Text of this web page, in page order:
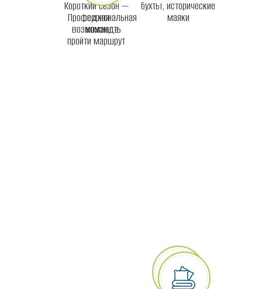
бухты, исторические
маяки
Короткий сезон —
редкая
возможность
пройти маршрут
Профессиональная
команда